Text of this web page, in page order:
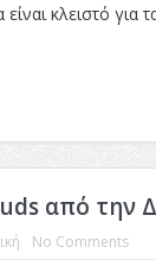
κλειστό για
από την
No Comments